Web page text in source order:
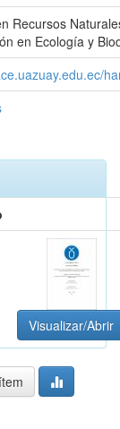
Recursos
en Ecología y
Visualizar/Abrir